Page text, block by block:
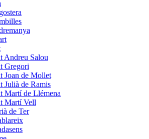
Andreu Salou
Gregori
Joan de Mollet
Julià de Ramis
Martí de Llémena
Martí Vell
de Ter